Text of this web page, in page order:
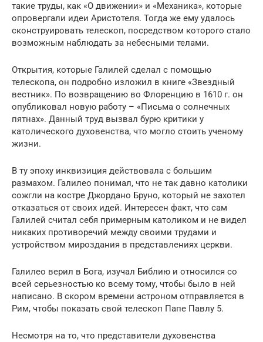
такие труды, как «О движении» и «Механика», которые
опровергали идеи Аристотеля. Тогда же ему удалось
сконструировать телескоп, посредством которого стало
возможным наблюдать за небесными телами.
Открытия, которые Галилей сделал с помощью
телескопа, он подробно изложил в книге «Звездный
вестник». По возвращению во Флоренцию в 1610 г. он
опубликовал новую работу – «Письма о солнечных
пятнах». Данный труд вызвал бурю критики у
католического духовенства, что могло стоить ученому
жизни.
В ту эпоху инквизиция действовала с большим
размахом. Галилео понимал, что не так давно католики
сожгли на костре Джордано Бруно, который не захотел
отказаться от своих идей. Интересен факт, что сам
Галилей считал себя примерным католиком и не видел
никаких противоречий между своими трудами и
устройством мироздания в представлениях церкви.
Галилео верил в Бога, изучал Библию и относился со
всей серьезностью ко всему тому, чтобы было в ней
написано. В скором времени астроном отправляется в
Рим, чтобы показать свой телескоп Папе Павлу 5.
Несмотря на то, что представители духовенства